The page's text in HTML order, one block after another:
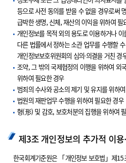
등으로 사전 동의를 받을 수 없을 경우로써
급박한 생명, 신체, 재산의 이익을 위하여 필
개인정보를 목적 외의 용도로 이용하거나
다른 법률에서 정하는 소관 업무를 수행할
개인정보보호위원회의 심의·의결을 거친 경
조약, 그 밖의 국제협정의 이행을 위하여 외
위하여 필요한 경우
범죄의 수사와 공소의 제기 및 유지를 위하
법원의 재판업무 수행을 위하여 필요한 경우
형(形) 및 감호, 보호처분의 집행을 위하여
제3조 개인정보의 추가적 이용
한국회계기준원은 「개인정보 보호법」제